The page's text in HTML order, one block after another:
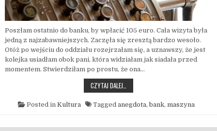
Poszłam ostatnio do banku, by wpłacić 105 euro. Cała wizyta była
jedną z najzabawniejszych. Zaczęła się zresztą bardzo wesoło.
Otóż po wejściu do oddziału rozejrzałam się, a uznawszy, że jest
kolejka usiadłam obok pani, która widziałam jak siadała przed
momentem. Stwierdziłam po prostu, że ona…
CZYTAJ DALEJ…
Posted in Kultura Tagged anegdota,bank, maszyna